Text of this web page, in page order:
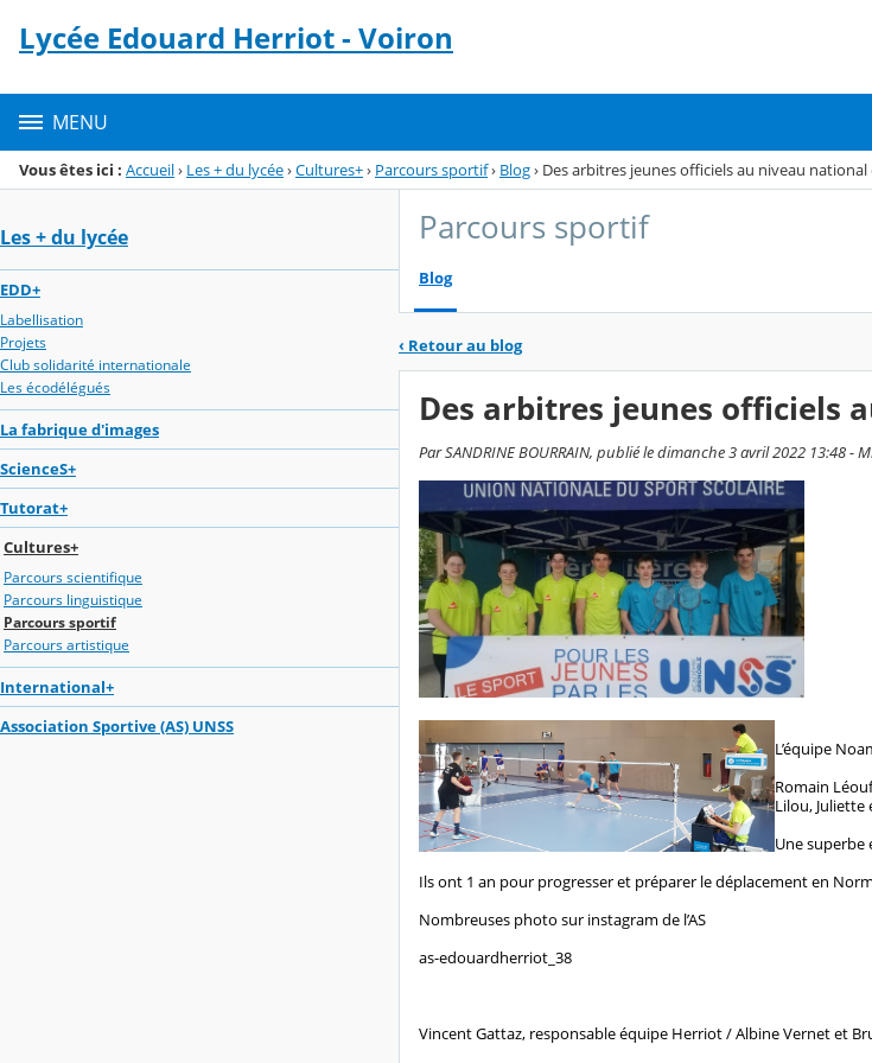
Menu de la rubrique
Contenu
Lycée Edouard Herriot - Voiron
MENU
Vous êtes ici : Accueil› Les + du lycée›Cultures+› Parcours sportif› Blog› Des arbitres jeunes officiels au niveau
Les + du lycée
EDD+
Labellisation
Projets
Club solidarité internationale
Les écodélégués
La fabrique d'images
ScienceS+
Tutorat+
Cultures+
Parcours scientifique
Parcours linguistique
Parcours sportif
Parcours artistique
International+
Association Sportive (AS) UNSS
Parcours sportif
Blog
‹ Retour au blog
Des arbitres jeunes officiels
Par SANDRINE BOURRAIN, publié le dimanche 3 avril 2022 13:48 -
L’équipe
Romain
Lilou,
Une superbe
Ils ont 1 an pour progresser et préparer le déplacement en
Nombreuses photo sur instagram de l’AS
as-edouardherriot_38
Vincent Gattaz, responsable équipe Herriot /Albine Vernet et